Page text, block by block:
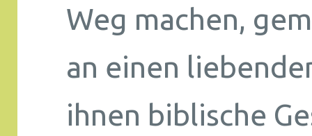
Weg machen,
an einen
ihnen biblische